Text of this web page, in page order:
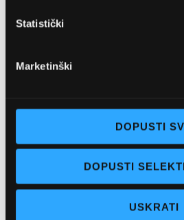
Statistički
Marketinški
DOPUSTI
DOPUSTI
USKRATI
Pon - pet: 07 -
Sub: 07-21h